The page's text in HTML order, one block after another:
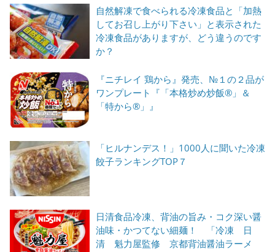
自然解凍で食べられる冷凍食品と「加熱
してお召し上がり下さい」と表示された
冷凍食品がありますが、どう違うのです
か？
『ニチレイ 鶏から』発売、№１の２品が
ワンプレート『「本格炒め炒飯®」＆
「特から®」』
「ヒルナンデス！」1000人に聞いた冷凍
餃子ランキングTOP７
日清食品冷凍、背油の旨み・コク深い醤
油味・かつてない細麺！ 「冷凍 日
清 魁力屋監修 京都背油醤油ラーメ